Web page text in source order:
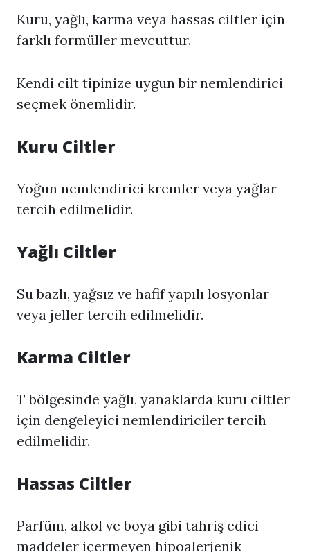
Kuru, yağlı, karma veya hassas ciltler için
farklı formüller mevcuttur.
Kendi cilt tipinize uygun bir nemlendirici
seçmek önemlidir.
Kuru Ciltler
Yoğun nemlendirici kremler veya yağlar
tercih edilmelidir.
Yağlı Ciltler
Su bazlı, yağsız ve hafif yapılı losyonlar
veya jeller tercih edilmelidir.
Karma Ciltler
T bölgesinde yağlı, yanaklarda kuru ciltler
için dengeleyici nemlendiriciler tercih
edilmelidir.
Hassas Ciltler
Parfüm, alkol ve boya gibi tahriş edici
maddeler içermeyen hipoalerjenik